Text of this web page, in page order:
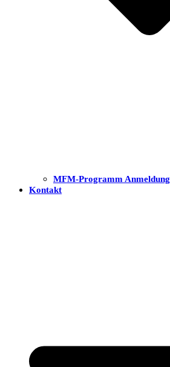
MFM-Programm Anmeldung
Kontakt